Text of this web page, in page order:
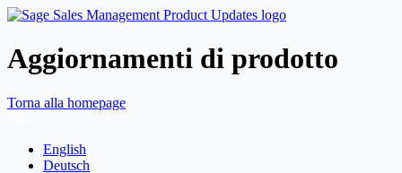
Aggiornamenti di prodotto
Torna alla homepage
English
Deutsch